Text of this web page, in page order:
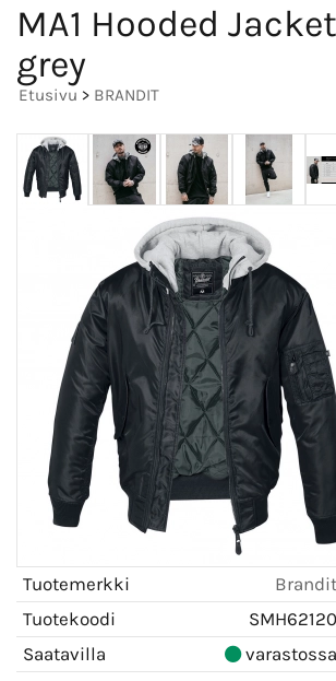
MA1 Hooded
grey
Etusivu > BRANDIT
Tuotemerkki
Brandit
Tuotekoodi
SMH62120
Saatavilla
varastossa